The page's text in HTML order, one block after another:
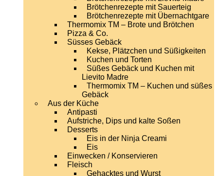
Brötchenrezepte mit Sauerteig
Brötchenrezepte mit Übernachtgare
Thermomix TM – Brote und Brötchen
Pizza & Co.
Süsses Gebäck
Kekse, Plätzchen und Süßigkeiten
Kuchen und Torten
Süßes Gebäck und Kuchen mit
Lievito Madre
Thermomix TM – Kuchen und süßes
Gebäck
Aus der Küche
Antipasti
Aufstriche, Dips und kalte Soßen
Desserts
Eis in der Ninja Creami
Eis
Einwecken / Konservieren
Fleisch
Gehacktes und Wurst